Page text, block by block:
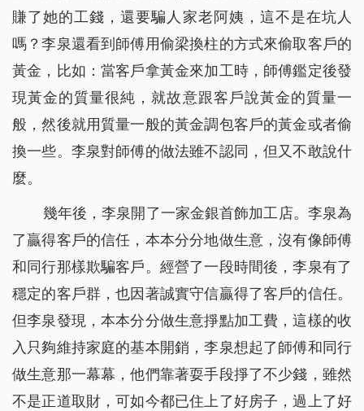
賺了她的工錢，還要騙人家老阿姨，這不是在坑人
嗎？李泉還看到師傅用偷梁換柱的方式來偷取客戶的
黃金，比如：當客戶拿黃金來加工時，師傅鑑定後發
現黃金的質量很純，就故意跟客戶說黃金的質量一
般，然後就用質量一般的黃金調包客戶的黃金或者偷
換一些。李泉對師傅的做法雖不認同，但又不敢說什
麼。
幾年後，李泉開了一家金銀首飾加工店。李泉為
了贏得客戶的信任，本本分分地做生意，沒有像師傅
和同行那樣欺騙客戶。經營了一段時間後，李泉有了
穩定的客戶群，也因著誠實守信贏得了客戶的信任。
但李泉發現，本本分分做生意掙點加工費，這樣的收
入只夠維持家庭的基本開銷，李泉想起了師傅和同行
做生意那一幕幕，他們靠著耍手段掙了不少錢，雖然
不是正道取財，可如今都已住上了好房子，過上了好